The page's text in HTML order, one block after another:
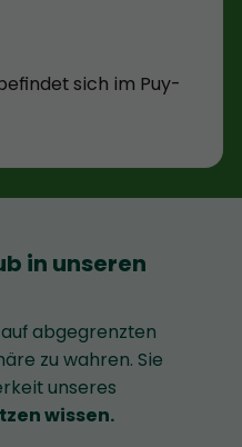
sich im Puy-
in unseren
abgegrenzten
zu wahren. Sie
unseres
wissen.